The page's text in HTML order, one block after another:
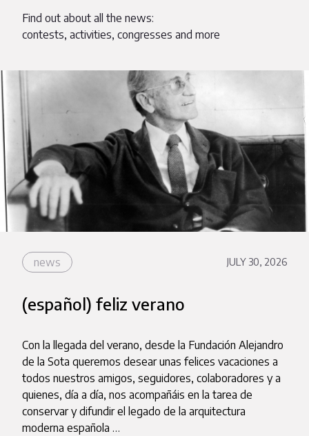
Find out about all the news:
contests, activities, congresses and more
news JULY 30, 2026
(español) feliz verano
Con la llegada del verano, desde la Fundación Alejandro
de la Sota queremos desear unas felices vacaciones a
todos nuestros amigos, seguidores, colaboradores y a
quienes, día a día, nos acompañáis en la tarea de
conservar y difundir el legado de la arquitectura
moderna española …